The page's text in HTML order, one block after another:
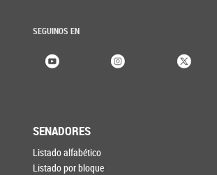
SEGUINOS EN
SENADORES
Listado alfabético
Listado por bloque